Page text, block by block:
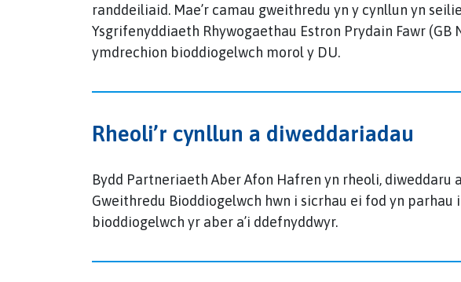
randdeiliaid. Mae’r camau gweithredu yn y cynllun yn
Ysgrifenyddiaeth Rhywogaethau Estron Prydain Fawr (GB
ymdrechion bioddiogelwch morol y DU.
Rheoli’r cynllun a diweddariadau
Bydd Partneriaeth Aber Afon Hafren yn rheoli, diweddaru
Gweithredu Bioddiogelwch hwn i sicrhau ei fod yn parhau
bioddiogelwch yr aber a’i ddefnyddwyr.